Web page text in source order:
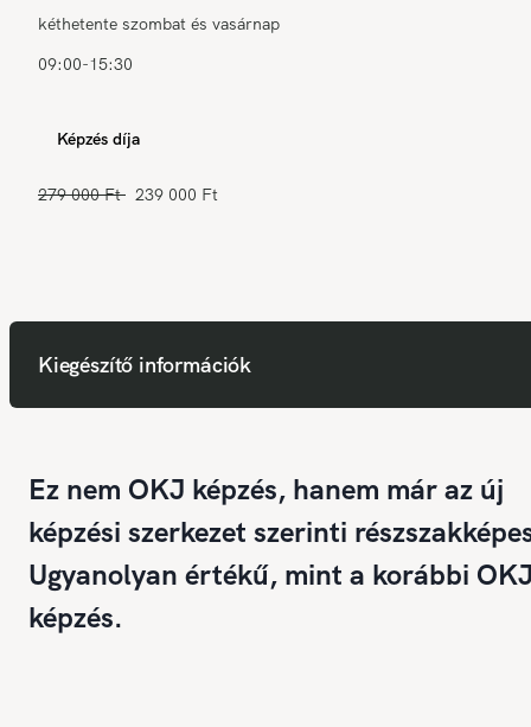
kéthetente szombat és vasárnap
09:00-15:30
Képzés díja
279 000 Ft 239 000 Ft
Kiegészítő információk
Ez nem OKJ képzés, hanem már az új
képzési szerkezet szerinti
Ugyanolyan értékű, mint a korábbi
képzés.